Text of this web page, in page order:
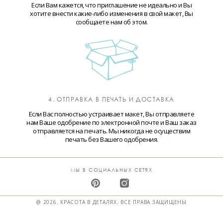
Если Вам кажется, что приглашение не идеально и Вы
хотите внести какие-либо изменения в свой макет, Вы
сообщаете нам об этом.
4. ОТПРАВКА В ПЕЧАТЬ И ДОСТАВКА
Если Вас полностью устраивает макет, Вы отправляете
нам Ваше одобрение по электронной почте и Ваш заказ
отправляется на печать. Мы никогда не осуществим
печать без Вашего одобрения.
МЫ В СОЦИАЛЬНЫХ СЕТЯХ
@ 2026. КРАСОТА В ДЕТАЛЯХ. ВСЕ ПРАВА ЗАЩИЩЕНЫ